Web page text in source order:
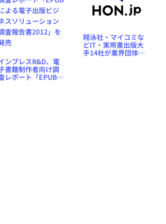
ンプレスR&D、電
書籍制作者向け調
レポート「EPUBに
翔泳社・マイコミな
どIT・実用書出版大
手14社が業界団体